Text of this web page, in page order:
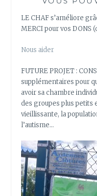
LE CHAF s’améliore
MERCI pour vos DONS
Nous aider
FUTURE PROJET :
supplémentaires pour
avoir sa chambre
des groupes plus petits
vieillissante, la
l’autisme…